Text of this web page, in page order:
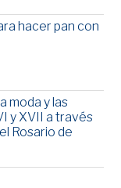
hacer pan con
moda y las
y XVII a través
Rosario de